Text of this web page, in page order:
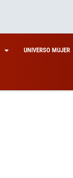
UNIVERSO MUJER